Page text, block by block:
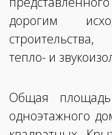
дорогим
тепло- и
Общая
одноэтажного